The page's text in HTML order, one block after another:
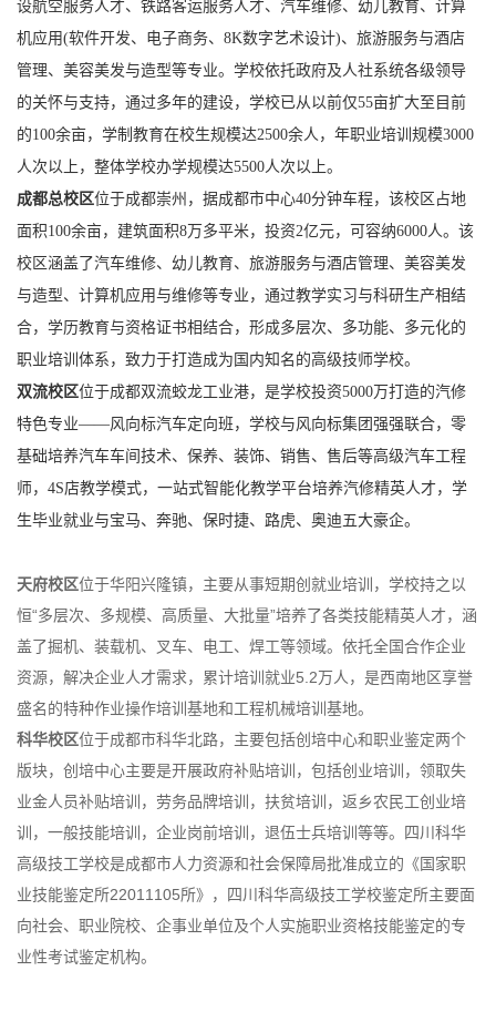
设航空服务人才、铁路客运服务人才、汽车维修、幼儿教育、计算
机应用(软件开发、电子商务、8K数字艺术设计)、旅游服务与酒店
管理、美容美发与造型等专业。学校依托政府及人社系统各级领导
的关怀与支持，通过多年的建设，学校已从以前仅55亩扩大至目前
的100余亩，学制教育在校生规模达2500余人，年职业培训规模3000
人次以上，整体学校办学规模达5500人次以上。
成都总校区位于成都崇州，据成都市中心40分钟车程，该校区占地
面积100余亩，建筑面积8万多平米，投资2亿元，可容纳6000人。该
校区涵盖了汽车维修、幼儿教育、旅游服务与酒店管理、美容美发
与造型、计算机应用与维修等专业，通过教学实习与科研生产相结
合，学历教育与资格证书相结合，形成多层次、多功能、多元化的
职业培训体系，致力于打造成为国内知名的高级技师学校。
双流校区位于成都双流蛟龙工业港，是学校投资5000万打造的汽修
特色专业——风向标汽车定向班，学校与风向标集团强强联合，零
基础培养汽车车间技术、保养、装饰、销售、售后等高级汽车工程
师，4S店教学模式，一站式智能化教学平台培养汽修精英人才，学
生毕业就业与宝马、奔驰、保时捷、路虎、奥迪五大豪企。
天府校区位于华阳兴隆镇，主要从事短期创就业培训，学校持之以
恒“多层次、多规模、高质量、大批量”培养了各类技能精英人才，涵
盖了掘机、装载机、叉车、电工、焊工等领域。依托全国合作企业
资源，解决企业人才需求，累计培训就业5.2万人，是西南地区享誉
盛名的特种作业操作培训基地和工程机械培训基地。
科华校区位于成都市科华北路，主要包括创培中心和职业鉴定两个
版块，创培中心主要是开展政府补贴培训，包括创业培训，领取失
业金人员补贴培训，劳务品牌培训，扶贫培训，返乡农民工创业培
训，一般技能培训，企业岗前培训，退伍士兵培训等等。四川科华
高级技工学校是成都市人力资源和社会保障局批准成立的《国家职
业技能鉴定所22011105所》，四川科华高级技工学校鉴定所主要面
向社会、职业院校、企事业单位及个人实施职业资格技能鉴定的专
业性考试鉴定机构。